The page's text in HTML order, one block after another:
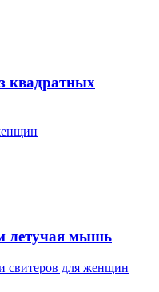
квадратных
летучая мышь
свитеров для женщин